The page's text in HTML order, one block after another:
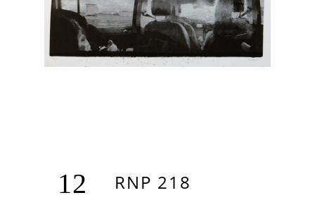
12 RNP 218